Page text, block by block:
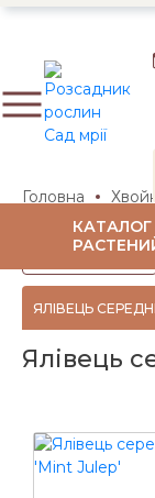
КАТАЛОГ
Головна
Фільтр (0)
ЯЛІВЕЦЬ
Ялівець